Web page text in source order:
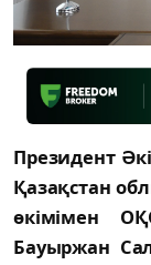
Президент
Қазақстан
өкімімен
Бауыржан